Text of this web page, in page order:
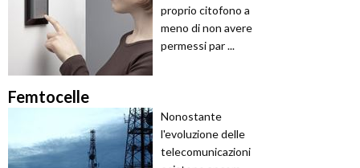
proprio citofono a
meno di non avere
permessi par ...
Femtocelle
Nonostante
l'evoluzione delle
telecomunicazioni